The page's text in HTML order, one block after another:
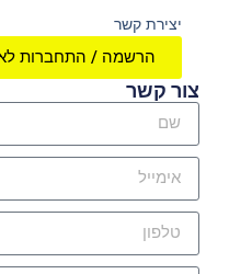
יצירת קשר
הרשמה / התחברות לאתר
צור קשר